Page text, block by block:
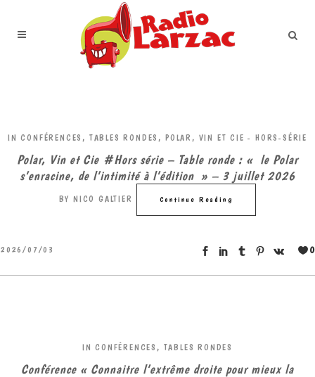
IN CONFÉRENCES, TABLES RONDES , POLAR, VIN ET CIE - HORS-SÉRIE
Polar, Vin et Cie #Hors série – Table ronde : « le Polar
s’enracine, de l’intimité à l’édition » – 3 juillet 2026
BY NICO GALTIER Continue Reading
2026/07/03 0
IN CONFÉRENCES, TABLES RONDES
Conférence « Connaitre l’extrême droite pour mieux la